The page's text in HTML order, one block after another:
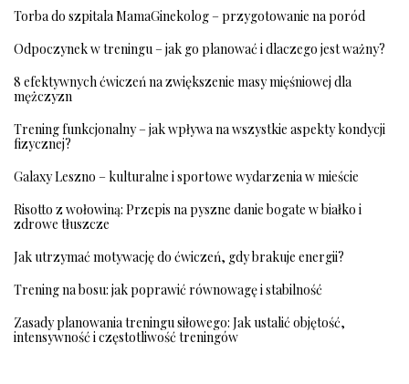
Torba do szpitala MamaGinekolog – przygotowanie na poród
Odpoczynek w treningu – jak go planować i dlaczego jest ważny?
8 efektywnych ćwiczeń na zwiększenie masy mięśniowej dla
mężczyzn
Trening funkcjonalny – jak wpływa na wszystkie aspekty kondycji
fizycznej?
Galaxy Leszno – kulturalne i sportowe wydarzenia w mieście
Risotto z wołowiną: Przepis na pyszne danie bogate w białko i
zdrowe tłuszcze
Jak utrzymać motywację do ćwiczeń, gdy brakuje energii?
Trening na bosu: jak poprawić równowagę i stabilność
Zasady planowania treningu siłowego: Jak ustalić objętość,
intensywność i częstotliwość treningów